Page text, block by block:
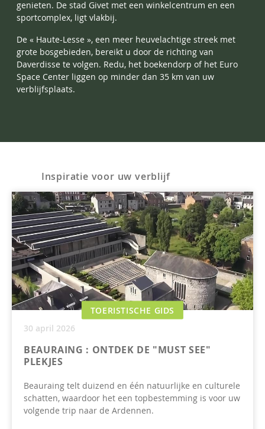
genieten. De stad Givet met een winkelcentrum en een
sportcomplex, ligt vlakbij.
De « Haute-Lesse », een meer heuvelachtige streek met
grote bosgebieden, bereikt u door de richting van
Daverdisse te volgen. Redu, het boekendorp of het Euro
Space Center liggen op minder dan 35 km van uw
verblijfsplaats.
Inspiratie voor uw verblijf
TOERISTISCHE GIDS
30 april 2026
BEAURAING : ONTDEK DE "MUST SEE"
PLEKJES
Beauraing telt duizend en één natuurlijke en culturele
schatten, waardoor het een topbestemming is voor uw
volgende trip naar de Ardennen.